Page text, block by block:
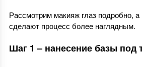
Рассмотрим макияж глаз подробно,
сделают процесс более наглядным.
Шаг 1 – нанесение базы под